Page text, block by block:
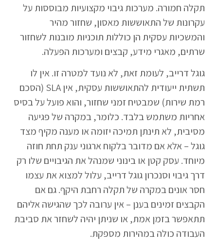
תקלה חמורה. מערכות גיבוי מקצועיות מבוססות על
עקרונות של התאוששות מאסון, שחזור מהיר
והמשכיות עסקית הן כוללות תוכניות מובנות לשחזור
שרתים, מאגרי מידע, קבצים ומערכות הפעלה.
גוגל דרייב, לעומת זאת, לא נועד למטרה זו. אין לו
תשתית ייעודית להתאוששות עסקית, אין SLA (הסכם
רמת שירות) שמבטיח זמני שחזור, והוא פועל על בסיס
אחריות משתמש בלבד. כלומר, במקרה של פגיעה
מסיבית, לא תינתן תמיכה יזומה או מענה מקיף מצד
גוגל – אלא אם מדובר בלקוח ארגוני ענק תחת חוזה
מיוחד. עסק קטן או בינוני שמנהל את הגיבויים שלו רק
דרך גיבוי וסנכרון גוגל דרייב, עלול למצוא את עצמו
חסר אונים במקרה של תקלה רחבת היקף. גם אם
הקבצים זמינים בענן – אין ערובה לכך שהגישה אליהם
תתאפשר בזמן אמת, או שניתן יהיה לשחזר את סביבת
העבודה כולה במהירות מספקת.